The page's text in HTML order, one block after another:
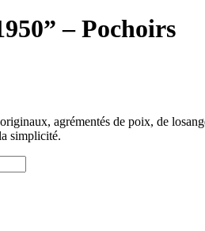
– Pochoirs
agrémentés de poix, de
simplicité.